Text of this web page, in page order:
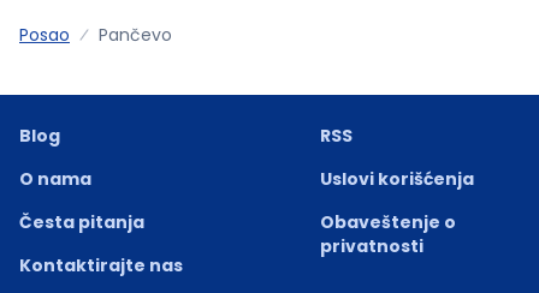
Posao Pančevo
Blog
O nama
Česta pitanja
Kontaktirajte nas
RSS
Uslovi korišćenja
Obaveštenje o
privatnosti